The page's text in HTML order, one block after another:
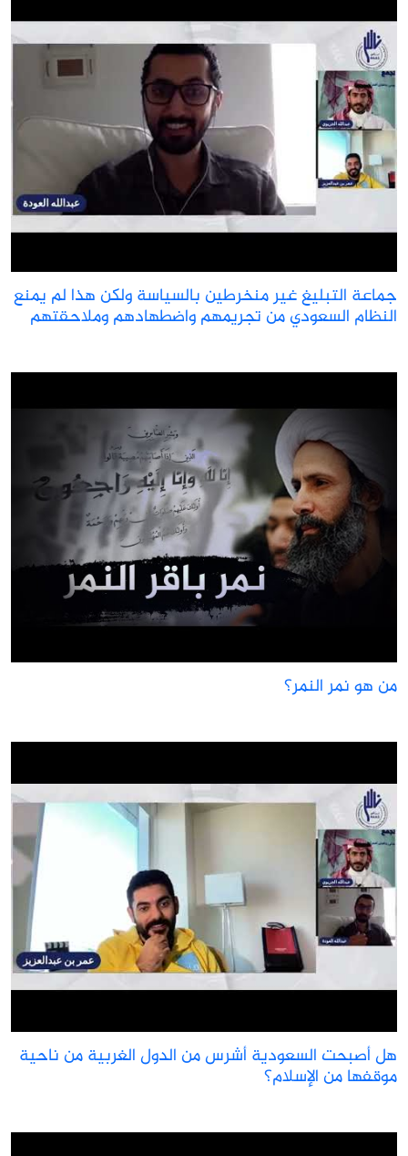
التبليغ غير منخرطين بالسياسة ولكن هذا لم يمنع
السعودي من تجريمهم واضطهادهم وملاحقتهم
هو نمر النمر؟
أصبحت السعودية أشرس من الدول الغربية من ناحية
من الإسلام؟